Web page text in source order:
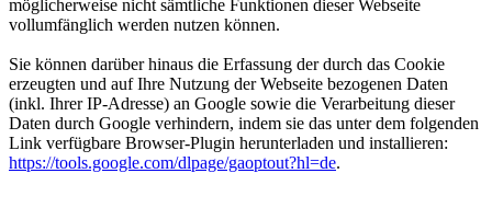
möglicherweise nicht sämtliche Funktionen dieser Webseite
vollumfänglich werden nutzen können.
Sie können darüber hinaus die Erfassung der durch das Cookie
erzeugten und auf Ihre Nutzung der Webseite bezogenen Daten
(inkl. Ihrer IP-Adresse) an Google sowie die Verarbeitung dieser
Daten durch Google verhindern, indem sie das unter dem folgenden
Link verfügbare Browser-Plugin herunterladen und installieren:
https://tools.google.com/dlpage/gaoptout?hl=de.